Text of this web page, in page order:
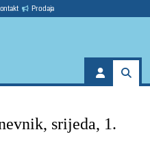
Prodaja
srijeda, 1.